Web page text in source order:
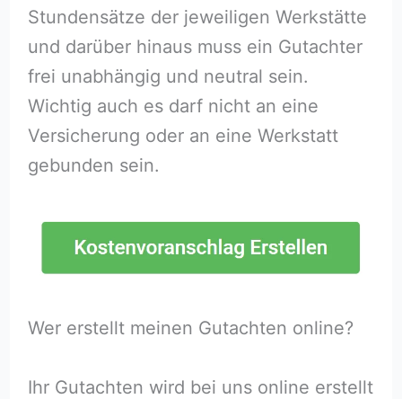
Stundensätze der jeweiligen Werkstätte
und darüber hinaus muss ein Gutachter
frei unabhängig und neutral sein.
Wichtig auch es darf nicht an eine
Versicherung oder an eine Werkstatt
gebunden sein.
Wer erstellt meinen Gutachten online?
Ihr Gutachten wird bei uns online erstellt